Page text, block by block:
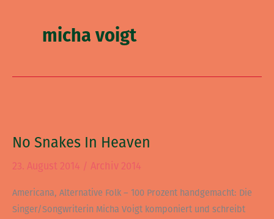
micha voigt
No Snakes In Heaven
23. August 2014 / Archiv 2014
Americana, Alternative Folk – 100 Prozent handgemacht: Die
Singer/Songwriterin Micha Voigt komponiert und schreibt
In